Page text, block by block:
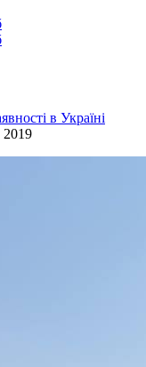
в Україні